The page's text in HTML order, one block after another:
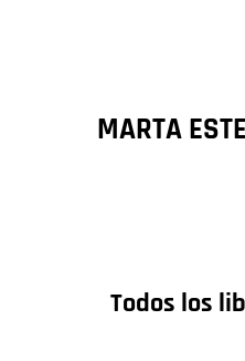
MARTA
Todos los